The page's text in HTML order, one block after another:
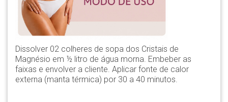
Dissolver 02 colheres de sopa dos Cristais de
Magnésio em ½ litro de água morna. Embeber as
faixas e envolver a cliente. Aplicar fonte de calor
externa (manta térmica) por 30 a 40 minutos.